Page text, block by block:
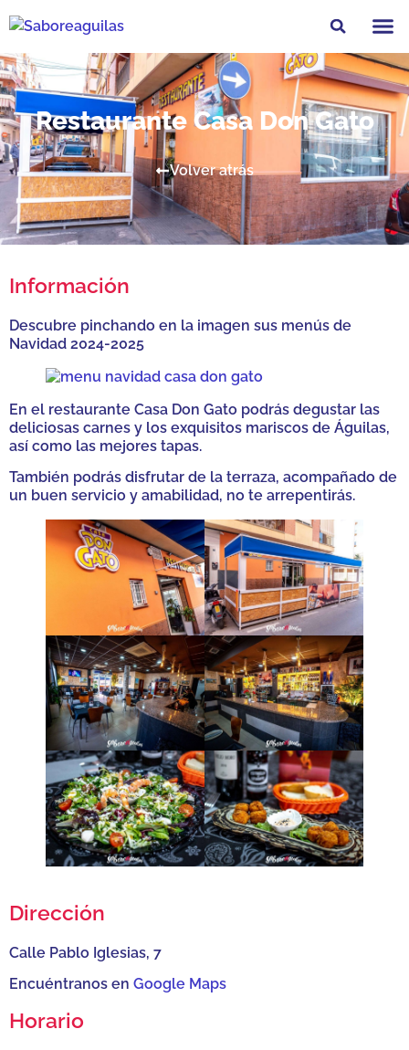
Restaurante Casa Don Gato
Volver atrás
Información
Descubre pinchando en la imagen sus menús de
Navidad 2024-2025
En el restaurante Casa Don Gato podrás degustar las
deliciosas carnes y los exquisitos mariscos de Águilas,
así como las mejores tapas.
También podrás disfrutar de la terraza, acompañado de
un buen servicio y amabilidad, no te arrepentirás.
Dirección
Calle Pablo Iglesias, 7
Encuéntranos en Google Maps
Horario